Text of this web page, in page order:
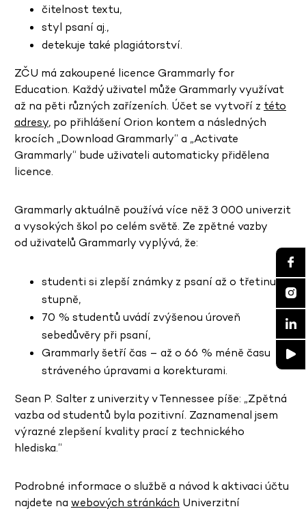
čitelnost textu,
styl psaní aj.,
detekuje také plagiátorství.
ZČU má zakoupené licence Grammarly for
Education. Každý uživatel může Grammarly využívat
až na pěti různých zařízeních. Účet se vytvoří z této
adresy, po přihlášení Orion kontem a následných
krocích „Download Grammarly“ a „Activate
Grammarly“ bude uživateli automaticky přidělena
licence.
Grammarly aktuálně používá více něž 3 000 univerzit
a vysokých škol po celém světě. Ze zpětné vazby
od uživatelů Grammarly vyplývá, že:
studenti si zlepší známky z psaní až o třetinu
stupně,
70 % studentů uvádí zvýšenou úroveň
sebedůvěry při psaní,
Grammarly šetří čas – až o 66 % méně času
stráveného úpravami a korekturami.
Sean P. Salter z univerzity v Tennessee píše: „Zpětná
vazba od studentů byla pozitivní. Zaznamenal jsem
výrazné zlepšení kvality prací z technického
hlediska.“
Podrobné informace o službě a návod k aktivaci účtu
najdete na webových stránkách Univerzitní